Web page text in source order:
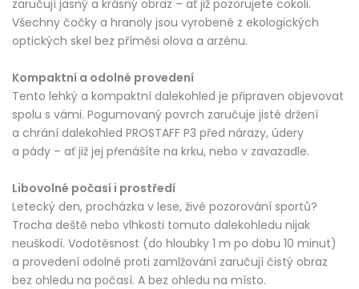
zaručují jasný a krásný obraz – ať již pozorujete cokoli.
Všechny čočky a hranoly jsou vyrobené z ekologických
optických skel bez příměsi olova a arzénu.
Kompaktní a odolné provedení
Tento lehký a kompaktní dalekohled je připraven objevovat
spolu s vámi. Pogumovaný povrch zaručuje jisté držení
a chrání dalekohled PROSTAFF P3 před nárazy, údery
a pády – ať již jej přenášíte na krku, nebo v zavazadle.
Libovolné počasí i prostředí
Letecký den, procházka v lese, živé pozorování sportů?
Trocha deště nebo vlhkosti tomuto dalekohledu nijak
neuškodí. Vodotěsnost (do hloubky 1 m po dobu 10 minut)
a provedení odolné proti zamlžování zaručují čistý obraz
bez ohledu na počasí. A bez ohledu na místo.